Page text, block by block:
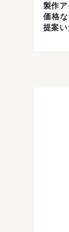
製作ア
価格
提案い